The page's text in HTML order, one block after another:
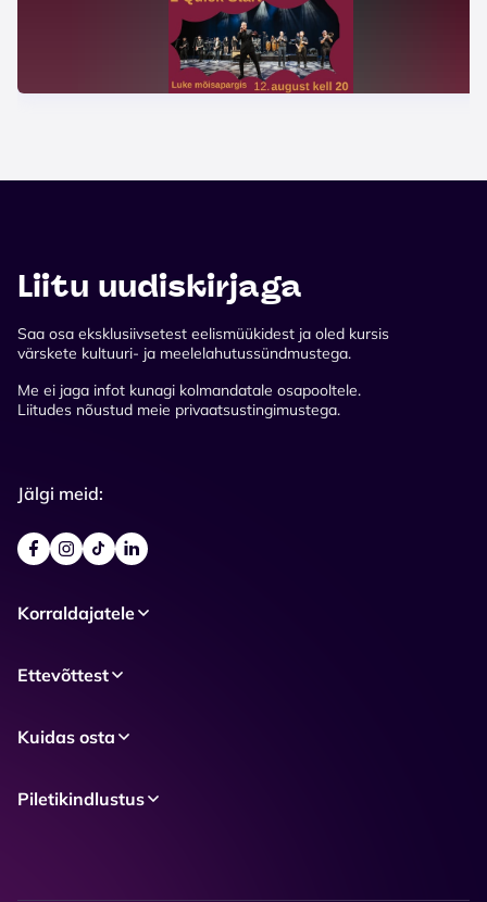
Liitu uudiskirjaga
Saa osa eksklusiivsetest eelismüükidest ja oled kursis
värskete kultuuri- ja meelelahutussündmustega.
Me ei jaga infot kunagi kolmandatale osapooltele.
Liitudes nõustud meie privaatsustingimustega.
Jälgi meid:
Korraldajatele
Ettevõttest
Kuidas osta
Piletikindlustus